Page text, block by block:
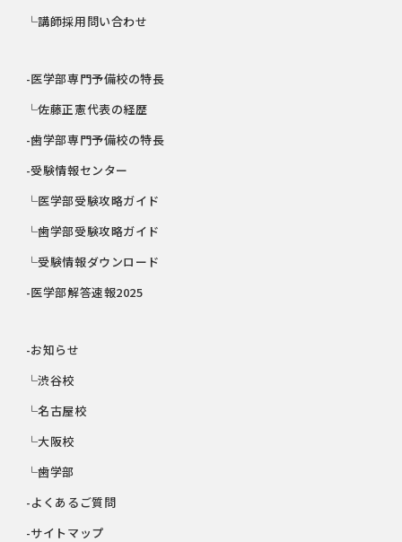
└講師採用問い合わせ
-医学部専門予備校の特長
└佐藤正憲代表の経歴
-歯学部専門予備校の特長
-受験情報センター
└医学部受験攻略ガイド
└歯学部受験攻略ガイド
└受験情報ダウンロード
-医学部解答速報2025
-お知らせ
└渋谷校
└名古屋校
└大阪校
└歯学部
-よくあるご質問
-サイトマップ